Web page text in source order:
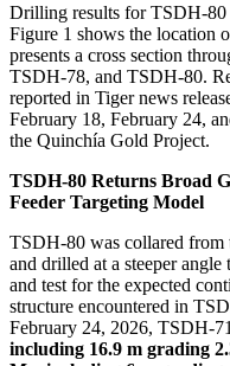
Drilling results for TSDH-80
Figure 1 shows the location
presents a cross section
TSDH-78, and TSDH-80.
reported in Tiger news
February 18, February 24,
the Quinchía Gold Project.
TSDH-80 Returns Broad
Feeder Targeting Model
TSDH-80 was collared from
and drilled at a steeper
and test for the expected
structure encountered in
February 24, 2026, TSDH-
including 16.9 m grading